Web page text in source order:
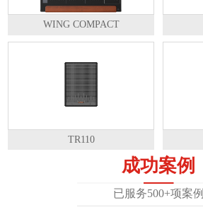
WING COMPACT
TR110
成功案例
已服务500+项案例